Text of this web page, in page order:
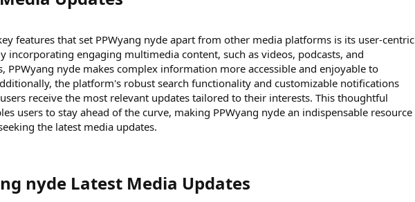
features that set PPWyang nyde apart from other media platforms is its user-centric
incorporating engaging multimedia content, such as videos, podcasts, and
PPWyang nyde makes complex information more accessible and enjoyable to
the platform's robust search functionality and customizable notifications
receive the most relevant updates tailored to their interests. This thoughtful
users to stay ahead of the curve, making PPWyang nyde an indispensable resource
the latest media updates.
nyde Latest Media Updates​